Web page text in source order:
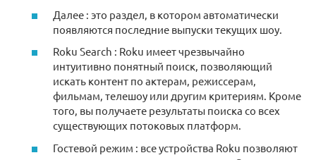
Далее : это раздел, в котором автоматически
появляются последние выпуски текущих шоу.
Roku Search : Roku имеет чрезвычайно
интуитивно понятный поиск, позволяющий
искать контент по актерам, режиссерам,
фильмам, телешоу или другим критериям. Кроме
того, вы получаете результаты поиска со всех
существующих потоковых платформ.
Гостевой режим : все устройства Roku позволяют